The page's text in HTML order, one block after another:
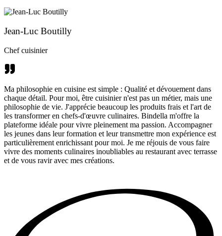
Jean-Luc Boutilly
Chef cuisinier
Ma philosophie en cuisine est simple : Qualité et dévouement dans
chaque détail. Pour moi, être cuisinier n'est pas un métier, mais une
philosophie de vie. J'apprécie beaucoup les produits frais et l'art de
les transformer en chefs-d'œuvre culinaires. Bindella m'offre la
plateforme idéale pour vivre pleinement ma passion. Accompagner
les jeunes dans leur formation et leur transmettre mon expérience est
particulièrement enrichissant pour moi. Je me réjouis de vous faire
vivre des moments culinaires inoubliables au restaurant avec terrasse
et de vous ravir avec mes créations.